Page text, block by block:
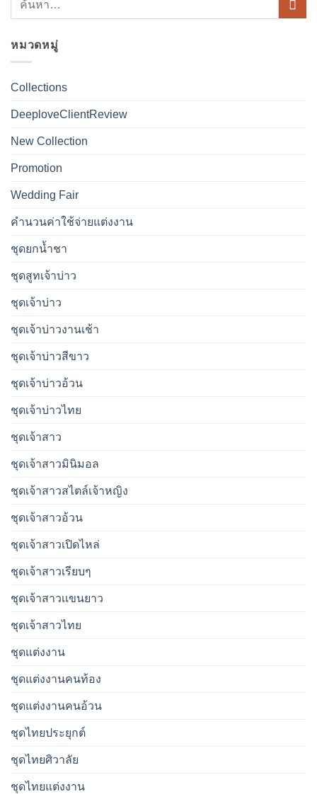
หมวดหมู่
Collections
DeeploveClientReview
New Collection
Promotion
Wedding Fair
คำนวนค่าใช้จ่ายแต่งงาน
ชุดยกน้ำชา
ชุดสูทเจ้าบ่าว
ชุดเจ้าบ่าว
ชุดเจ้าบ่าวงานเช้า
ชุดเจ้าบ่าวสีขาว
ชุดเจ้าบ่าวอ้วน
ชุดเจ้าบ่าวไทย
ชุดเจ้าสาว
ชุดเจ้าสาวมินิมอล
ชุดเจ้าสาวสไตล์เจ้าหญิง
ชุดเจ้าสาวอ้วน
ชุดเจ้าสาวเปิดไหล่
ชุดเจ้าสาวเรียบๆ
ชุดเจ้าสาวเเขนยาว
ชุดเจ้าสาวไทย
ชุดแต่งงาน
ชุดแต่งงานคนท้อง
ชุดแต่งงานคนอ้วน
ชุดไทยประยุกต์
ชุดไทยศิวาลัย
ชุดไทยแต่งงาน